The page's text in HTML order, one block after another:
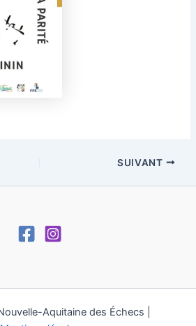
SUIVANT
Aquitaine des Échecs |